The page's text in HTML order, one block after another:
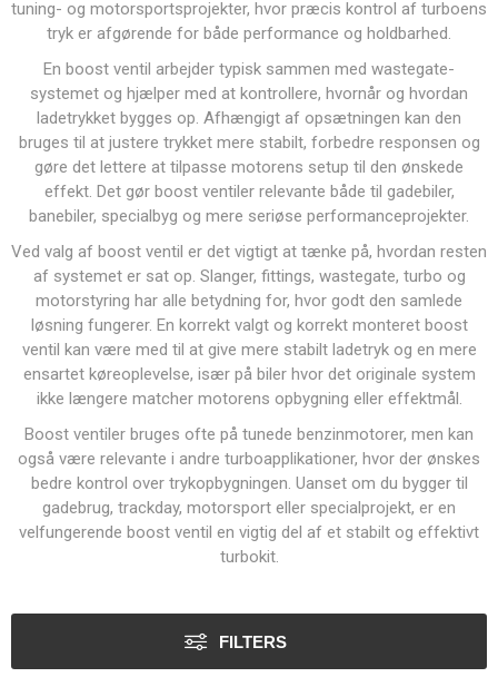
tuning- og motorsportsprojekter, hvor præcis kontrol af turboens
tryk er afgørende for både performance og holdbarhed.
En boost ventil arbejder typisk sammen med wastegate-
systemet og hjælper med at kontrollere, hvornår og hvordan
ladetrykket bygges op. Afhængigt af opsætningen kan den
bruges til at justere trykket mere stabilt, forbedre responsen og
gøre det lettere at tilpasse motorens setup til den ønskede
effekt. Det gør boost ventiler relevante både til gadebiler,
banebiler, specialbyg og mere seriøse performanceprojekter.
Ved valg af boost ventil er det vigtigt at tænke på, hvordan resten
af systemet er sat op. Slanger, fittings, wastegate, turbo og
motorstyring har alle betydning for, hvor godt den samlede
løsning fungerer. En korrekt valgt og korrekt monteret boost
ventil kan være med til at give mere stabilt ladetryk og en mere
ensartet køreoplevelse, især på biler hvor det originale system
ikke længere matcher motorens opbygning eller effektmål.
Boost ventiler bruges ofte på tunede benzinmotorer, men kan
også være relevante i andre turboapplikationer, hvor der ønskes
bedre kontrol over trykopbygningen. Uanset om du bygger til
gadebrug, trackday, motorsport eller specialprojekt, er en
velfungerende boost ventil en vigtig del af et stabilt og effektivt
turbokit.
FILTERS